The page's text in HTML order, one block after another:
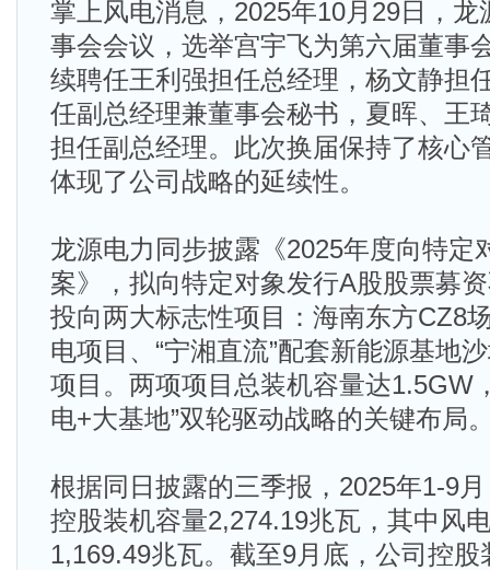
掌上风电消息，2025年10月29日，
事会会议，选举宫宇飞为第六届董事
续聘任王利强担任总经理，杨文静担
任副总经理兼董事会秘书，夏晖、王
担任副总经理。此次换届保持了核心
体现了公司战略的延续性。
龙源电力同步披露《2025年度向特定
案》，拟向特定对象发行A股股票募
投向两大标志性项目：海南东方CZ8
电项目、“宁湘直流”配套新能源基地
项目。两项项目总装机容量达1.5GW
电+大基地”双轮驱动战略的关键布局
根据同日披露的三季报，2025年1-9
控股装机容量2,274.19兆瓦，其中风
1,169.49兆瓦。截至9月底，公司控